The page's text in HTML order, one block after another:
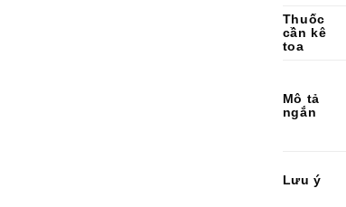
Thuốc
cần kê
toa
Mô tả
ngắn
Lưu ý